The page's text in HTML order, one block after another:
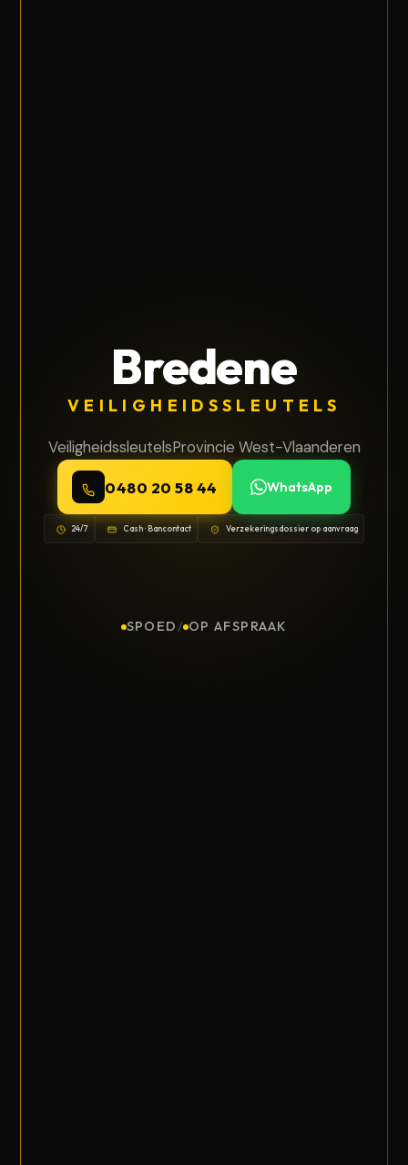
Bredene
VEILIGHEIDSSLEUTELS
VeiligheidssleutelsProvincie West-Vlaanderen
0480 20 58 44 WhatsApp
24/7 Cash · Bancontact Verzekeringsdossier op aanvraag
SPOED / OP AFSPRAAK